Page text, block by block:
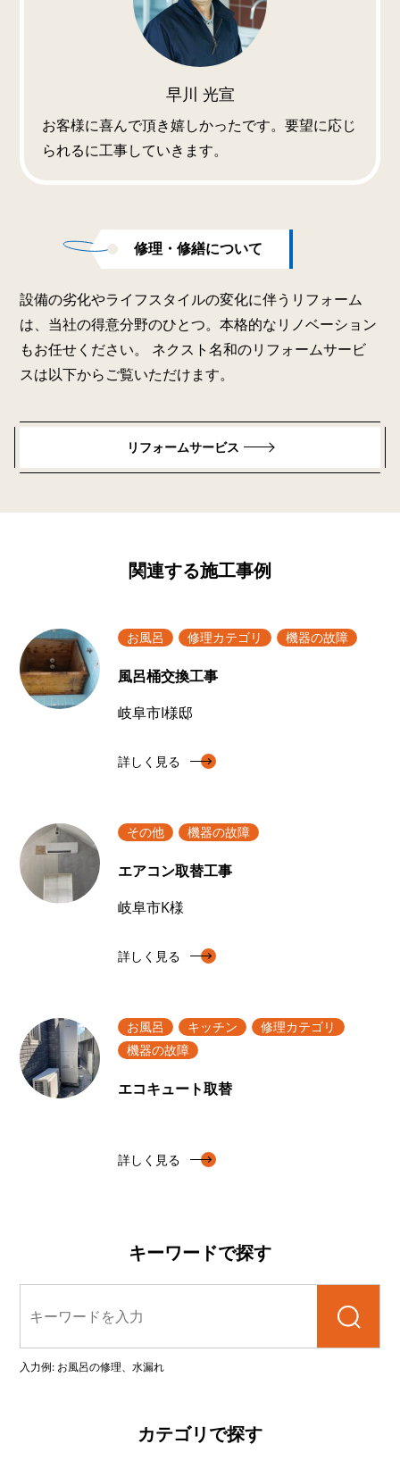
早川 光宣
お客様に喜んで頂き嬉しかったです。要望に応じ
られるに工事していきます。
修理・修繕について
設備の劣化やライフスタイルの変化に伴うリフォーム
は、当社の得意分野のひとつ。本格的なリノベーション
もお任せください。 ネクスト名和のリフォームサービ
スは以下からご覧いただけます。
リフォームサービス
関連する施工事例
お風呂 修理カテゴリ 機器の故障
風呂桶交換工事
岐阜市I様邸
詳しく見る
その他 機器の故障
エアコン取替工事
岐阜市K様
詳しく見る
お風呂 キッチン
修理カテゴリ
機器の故障
エコキュート取替
詳しく見る
キーワードで探す
入力例: お風呂の修理、水漏れ
カテゴリで探す